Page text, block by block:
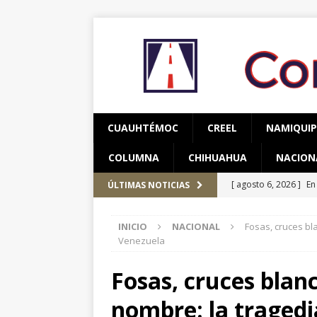
CUAUHTÉMOC CREEL
COLUMNA CHIHUAHUA
ÚLTIMAS NOTICIAS [ agosto 6, 2026 ]
[ agosto 5, 2026 ]
[ agosto 7, 2026 ]
años de edad
INICIO NACIONAL
Fosas, cruces
Venezuela
Fosas, cruces
nombre: la